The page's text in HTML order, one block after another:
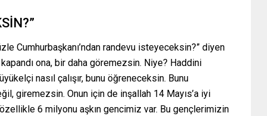
Cumhurbaşkanı’ndan randevu isteyeceksin?” diyen
ona, bir daha göremezsin. Niye? Haddini
nasıl çalışır, bunu öğreneceksin. Bunu
giremezsin. Onun için de inşallah 14 Mayıs’a iyi
6 milyonu aşkın gencimiz var. Bu gençlerimizin